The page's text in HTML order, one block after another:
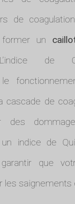
de
former un
de
le
cascade de
des
un indice de
que
les saignements